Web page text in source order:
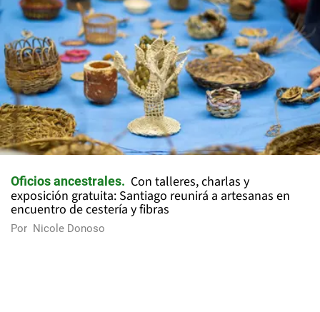
Oficios ancestrales
Con talleres, charlas y
exposición gratuita: Santiago reunirá a artesanas en
encuentro de cestería y fibras
Por Nicole Donoso